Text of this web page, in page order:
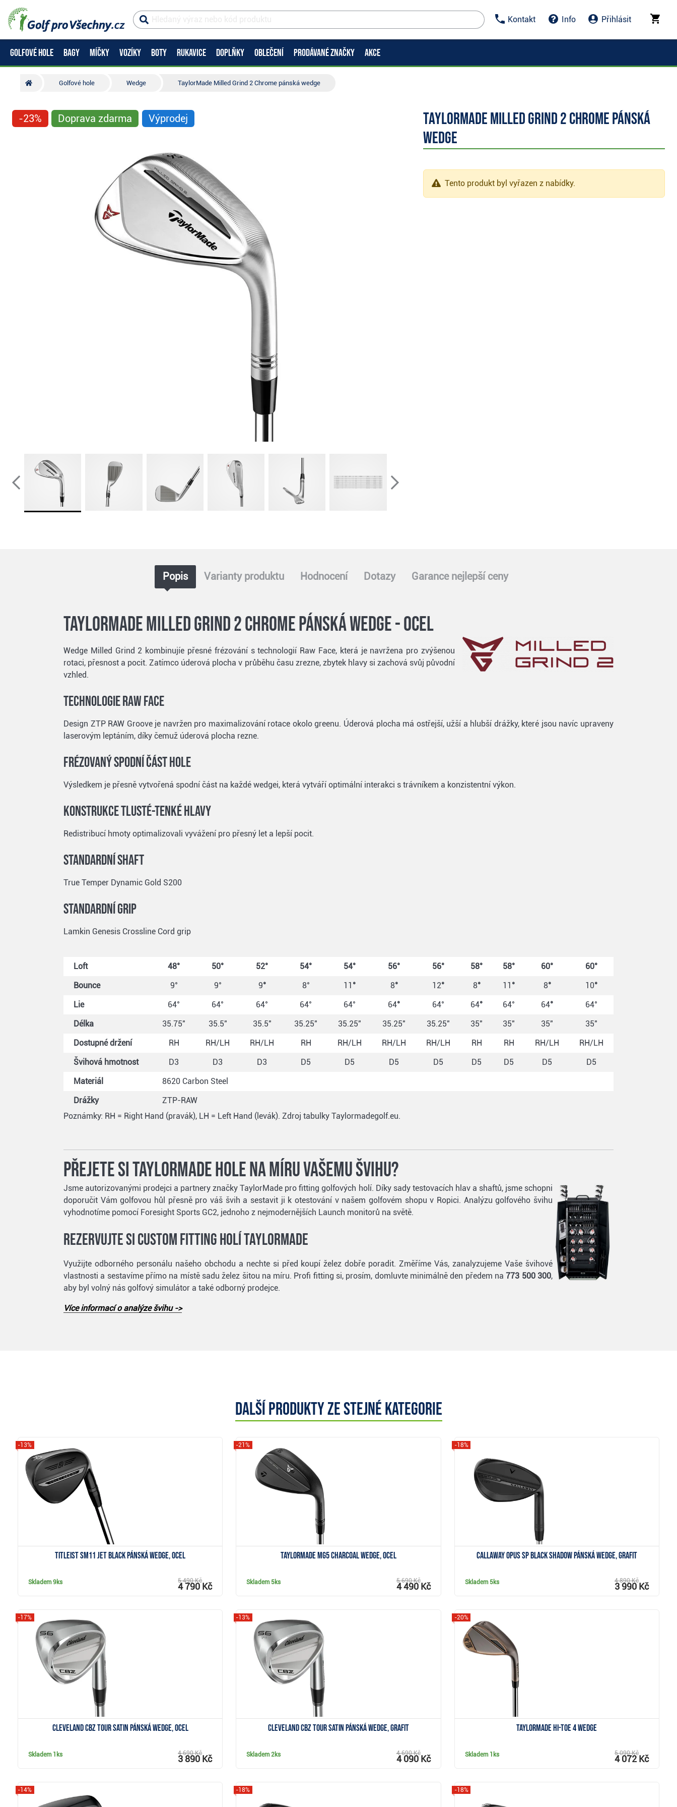
Kontakt Info Přihlásit
GOLFOVÉ HOLE BAGY MÍČKY VOZÍKY BOTY RUKAVICE DOPLŇKY OBLEČENÍ PRODÁVANÉ ZNAČKY AKCE
Golfové hole Wedge TaylorMade Milled Grind 2 Chrome pánská wedge
-23% Doprava zdarma Výprodej
TaylorMade Milled Grind 2 Chrome pánská
wedge
Tento produkt byl vyřazen z nabídky.
Popis Varianty produktu Hodnocení Dotazy Garance nejlepší ceny
TaylorMade Milled Grind 2 Chrome pánská wedge - ocel
Wedge Milled Grind 2 kombinujíe přesné frézování s technologií Raw Face, která je navržena pro zvýšenou
rotaci, přesnost a pocit. Zatímco úderová plocha v průběhu času zrezne, zbytek hlavy si zachová svůj původní
vzhled.
Technologie Raw Face
Design ZTP RAW Groove je navržen pro maximalizování rotace okolo greenu. Úderová plocha má ostřejší, užší a hlubší drážky, které jsou navíc upraveny
laserovým leptáním, díky čemuž úderová plocha rezne.
Frézovaný spodní část hole
Výsledkem je přesně vytvořená spodní část na každé wedgei, která vytváří optimální interakci s trávníkem a konzistentní výkon.
Konstrukce tlusté-tenké hlavy
Redistribucí hmoty optimalizovali vyvážení pro přesný let a lepší pocit.
Standardní shaft
True Temper Dynamic Gold S200
Standardní grip
Lamkin Genesis Crossline Cord grip
Loft 48° 50° 52° 54° 54° 56° 56° 58° 58° 60°
60°
Bounce
9° 9° 9° 8° 11 ° 8° 12° 8° 11 ° 8° 10°
Lie
64° 64° 64° 64° 64° 64° 64° 64° 64° 64°
64°
Délka
35.75" 35.5" 35.5" 35.25" 35.25" 35.25" 35.25" 35" 35" 35"
35"
Dostupné držení
RH RH/LH RH/LH RH RH/LH RH/LH RH/LH RH RH RH/LH
RH/LH
Švihová hmotnost
D3 D3 D3 D5 D5 D5 D5 D5 D5 D5
D5
Materiál
8620 Carbon Steel
Drážky
ZTP-RAW
Poznámky: RH = Right Hand (pravák), LH = Left Hand (levák). Zdroj tabulky Taylormadegolf.eu.
Přejete si TaylorMade hole na míru Vašemu švihu?
Jsme autorizovanými prodejci a partnery značky TaylorMade pro fitting golfových holí. Díky sady testovacích hlav a shaftů, jsme schopni
doporučit Vám golfovou hůl přesně pro váš švih a sestavit ji k otestování v našem golfovém shopu v Ropici. Analýzu golfového švihu
vyhodnotíme pomocí Foresight Sports GC2, jednoho z nejmodernějších Launch monitorů na světě.
Rezervujte si custom fitting holí TaylorMade
Využijte odborného personálu našeho obchodu a nechte si před koupí želez dobře poradit. Změříme Vás, zanalyzujeme Vaše švihové
vlastnosti a sestavíme přímo na místě sadu želez šitou na míru. Profi fitting si, prosím, domluvte minimálně den předem na773 500 300,
aby byl volný nás golfový simulátor a také odborný prodejce.
Více informací o analýze švihu ->
Další produkty ze stejné kategorie
Titleist SM11 Jet Black pánská wedge, ocel
-13%
Skladem9ks 5 490 Kč
4 790 Kč
Taylormade MG5 Charcoal wedge, ocel
-21%
Skladem 5ks 5 690 Kč
4 490 Kč
Callaway Opus SP Black Shadow pánská wedge, grafit
-18%
Skladem 5ks 4 890 Kč
3 990 Kč
Cleveland CBZ Tour Satin pánská wedge, ocel
-17%
Skladem 1ks 4 690 Kč
3 890 Kč
Cleveland CBZ Tour Satin pánská wedge, grafit
-13%
Skladem2ks 4 690 Kč
4 090 Kč
TaylorMade Hi-Toe 4 wedge
-20%
Skladem 1ks 5 090 Kč
4 072 Kč
-14% -18% -18%